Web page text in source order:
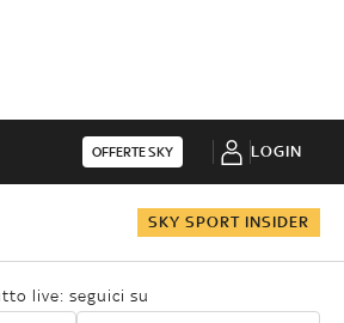
OFFERTE SKY LOGIN
SKY SPORT INSIDER
live: seguici su